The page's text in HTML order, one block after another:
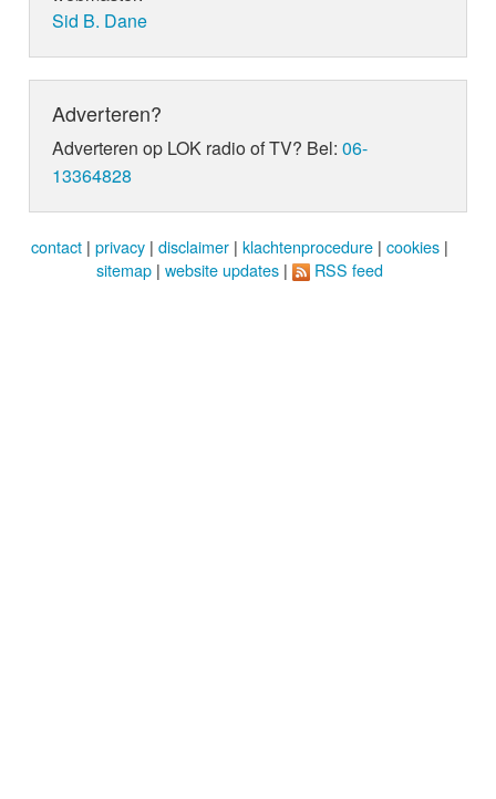
Sid B. Dane
Adverteren?
Adverteren op LOK radio of TV? Bel:06-
13364828
contact | privacy | disclaimer | klachtenprocedure | cookies |
sitemap | website updates | RSS feed